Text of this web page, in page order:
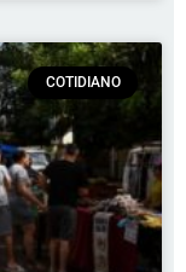
COTIDIANO